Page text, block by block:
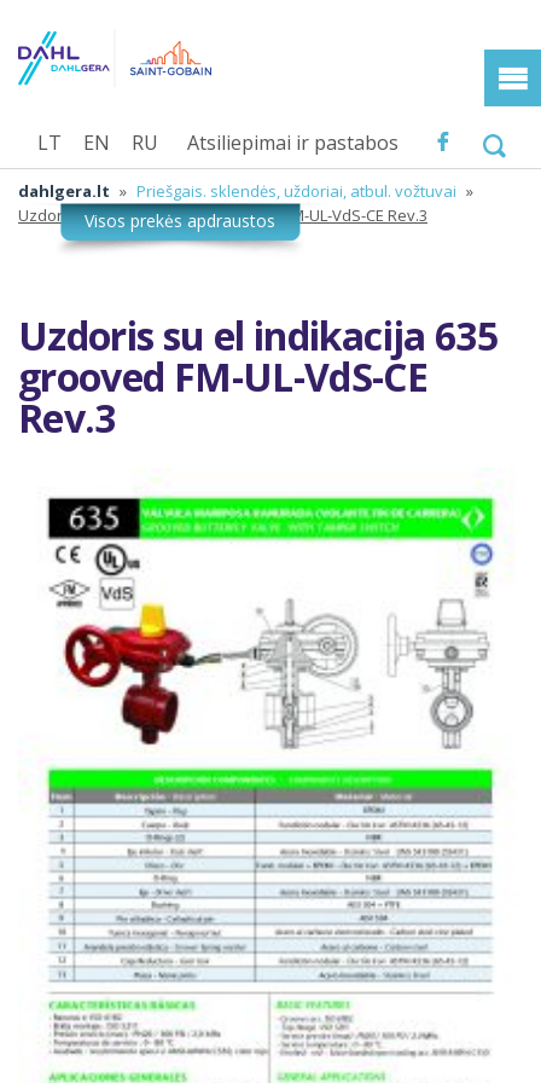
Atsiliepimai ir pastabos
LT EN RU
dahlgera.lt » Priešgais. sklendės, uždoriai, atbul. vožtuvai »
Uzdoris su el indikacija 635 grooved FM-UL-VdS-CE Rev.3
Uzdoris su el indikacija 635
grooved FM-UL-VdS-CE
Rev.3